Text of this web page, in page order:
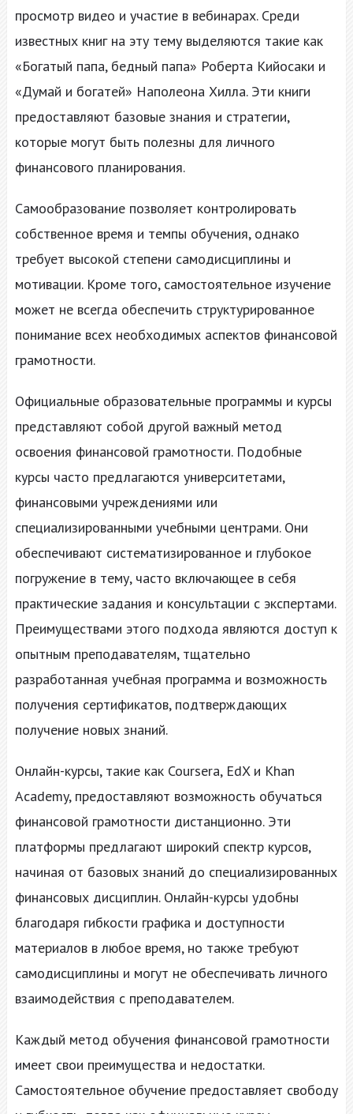
просмотр видео и участие в вебинарах. Среди
известных книг на эту тему выделяются такие как
«Богатый папа, бедный папа» Роберта Кийосаки и
«Думай и богатей» Наполеона Хилла. Эти книги
предоставляют базовые знания и стратегии,
которые могут быть полезны для личного
финансового планирования.
Самообразование позволяет контролировать
собственное время и темпы обучения, однако
требует высокой степени самодисциплины и
мотивации. Кроме того, самостоятельное изучение
может не всегда обеспечить структурированное
понимание всех необходимых аспектов финансовой
грамотности.
Официальные образовательные программы и курсы
представляют собой другой важный метод
освоения финансовой грамотности. Подобные
курсы часто предлагаются университетами,
финансовыми учреждениями или
специализированными учебными центрами. Они
обеспечивают систематизированное и глубокое
погружение в тему, часто включающее в себя
практические задания и консультации с экспертами.
Преимуществами этого подхода являются доступ к
опытным преподавателям, тщательно
разработанная учебная программа и возможность
получения сертификатов, подтверждающих
получение новых знаний.
Онлайн-курсы, такие как Coursera, EdX и Khan
Academy, предоставляют возможность обучаться
финансовой грамотности дистанционно. Эти
платформы предлагают широкий спектр курсов,
начиная от базовых знаний до специализированных
финансовых дисциплин. Онлайн-курсы удобны
благодаря гибкости графика и доступности
материалов в любое время, но также требуют
самодисциплины и могут не обеспечивать личного
взаимодействия с преподавателем.
Каждый метод обучения финансовой грамотности
имеет свои преимущества и недостатки.
Самостоятельное обучение предоставляет свободу